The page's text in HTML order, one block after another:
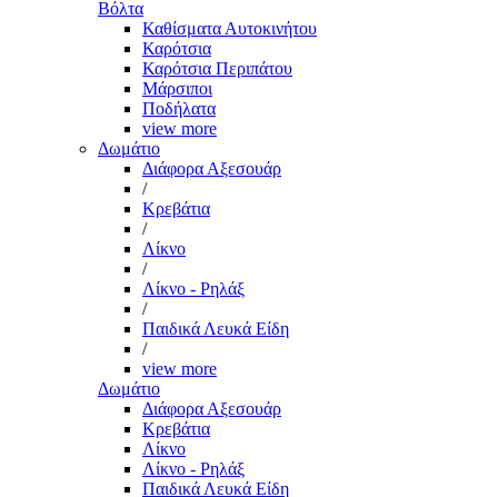
Βόλτα
Καθίσματα Αυτοκινήτου
Καρότσια
Καρότσια Περιπάτου
Μάρσιποι
Ποδήλατα
view more
Δωμάτιο
Διάφορα Αξεσουάρ
/
Κρεβάτια
/
Λίκνο
/
Λίκνο - Ρηλάξ
/
Παιδικά Λευκά Είδη
/
view more
Δωμάτιο
Διάφορα Αξεσουάρ
Κρεβάτια
Λίκνο
Λίκνο - Ρηλάξ
Παιδικά Λευκά Είδη